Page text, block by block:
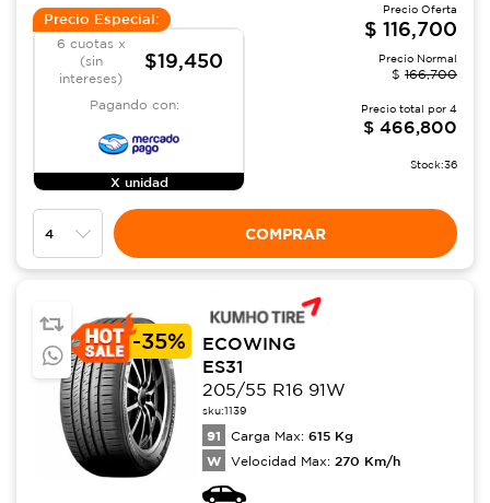
Precio Especial:
6 cuotas x
(sin
intereses)
$19,450
Pagando con:
X unidad
Precio Oferta
$ 116,700
Precio Normal
$ 166,700
Precio total por 4
$ 466,800
Stock:36
COMPRAR
-35%
ECOWING
ES31
205/55 R16 91W
sku:1139
91 Carga Max: 615 Kg
W Velocidad Max: 270 Km/h